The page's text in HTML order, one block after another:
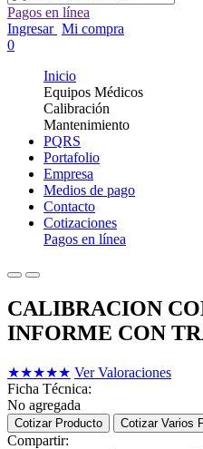
Pagos en línea
Ingresar Mi compra
0
Inicio
Equipos Médicos
Calibración
Mantenimiento
PQRS
Portafolio
Empresa
Medios de pago
Contacto
Cotizaciones
Pagos en línea
CALIBRACION
INFORME CON
★★★★★ Ver Valoraciones
Ficha Técnica:
No agregada
Cotizar Producto Cotizar Varios
Compartir: